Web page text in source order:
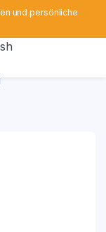
und persönliche